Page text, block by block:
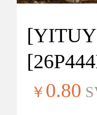
￥ 0.80